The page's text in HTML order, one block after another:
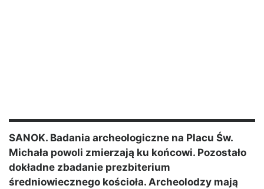
SANOK. Badania archeologiczne na Placu Św.
Michała powoli zmierzają ku końcowi. Pozostało
dokładne zbadanie prezbiterium
średniowiecznego kościoła. Archeolodzy mają